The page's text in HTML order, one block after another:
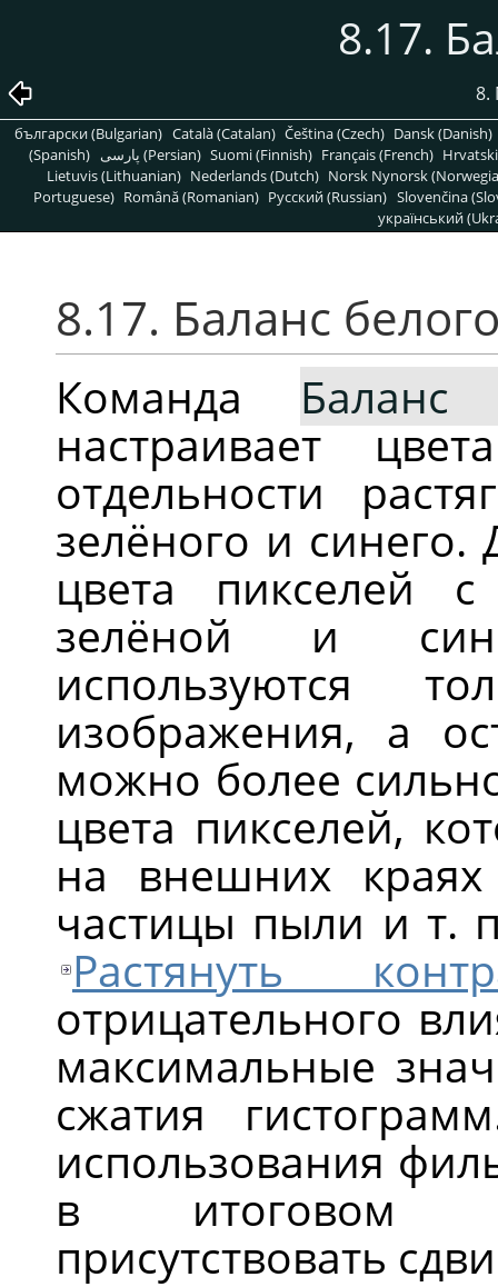
8.17.
български (Bulgarian) Català (Catalan) Čeština (Czech) Dansk (Danish)
(Spanish)
پارسی (Persian) Suomi (Finnish) Français (French)
Lietuvis (Lithuanian) Nederlands (Dutch) Norsk Nynorsk
Portuguese) Română (Romanian) Pусский (Russian) Slovenčina
український
8.17. Баланс
Команда Баланс
настраивает
отдельности
зелёного и синего.
цвета пикселей
зелёной и
используются
изображения, а
можно более
цвета пикселей,
на внешних краях
частицы пыли и т.
Растянуть
отрицательного
максимальные
сжатия
использования
в итоговом
присутствовать